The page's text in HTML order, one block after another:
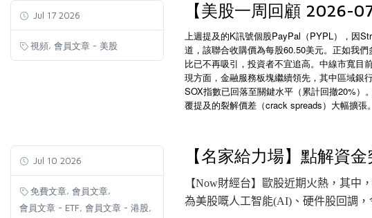
Jul 17 2026
視頻, 會員文章 - 美股
【美股一周回顧 2026-
上週提及的K訊號個股PayPal （ PYPL），因
道，該聯合收購價為每股60.50美元。正如我們
比已不再吸引，投資者不宜追高。中線市寬目
現方面，金融服務板塊繼續領先，其中區域銀
SOX指數已回落至關鍵水平（累計回撤20% ）
覆提及的裂解價差（crack spreads ）大幅擴張
Jul 10 2026
免費文章, 會員文章,
會員文章 - ETF 會員文章 - 港股
【名家給力場】點解資
【Now財經台】歐股近期火熱，其中
為美股嘅人工智能(AI)、 硬件股回調，